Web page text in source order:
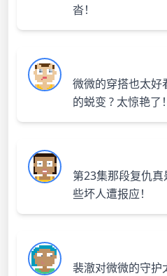
沓！
微微的穿搭也太好
的蜕变 ? 太惊艳了！
第23集那段复仇
些坏人遭报应！
裴澈对微微的守护